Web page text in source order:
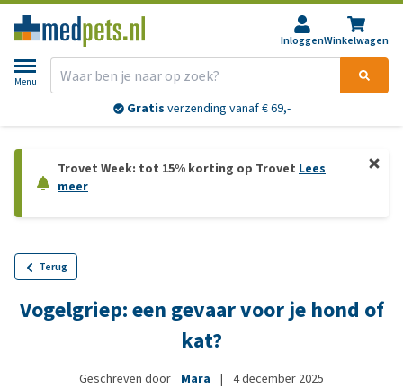
InloggenWinkelwagen
Menu
Gratis verzending vanaf € 69,-
Trovet Week: tot 15% korting op Trovet Lees
meer
Terug
Vogelgriep: een gevaar voor je hond of
kat?
Geschreven door Mara | 4 december 2025